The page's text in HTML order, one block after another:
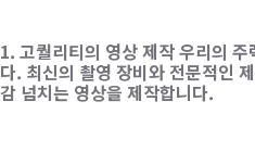
1. 고퀄리티의 영상 제작우리의 주
다. 최신의 촬영 장비와 전문적인
감 넘치는 영상을 제작합니다.